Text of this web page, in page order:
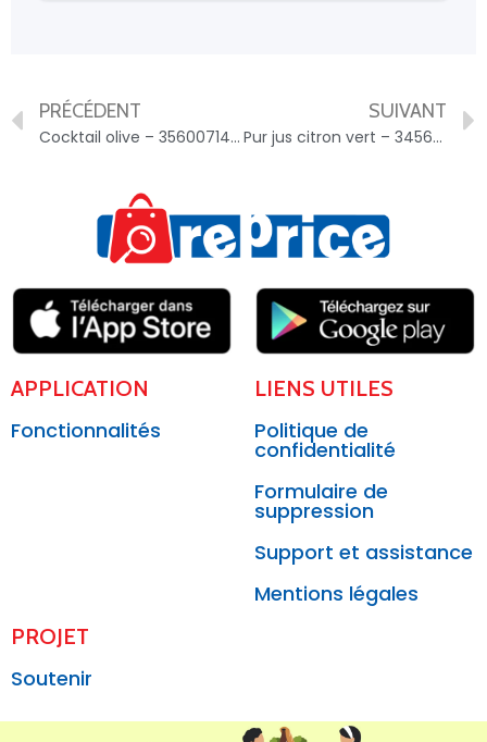
PRÉCÉDENT
Cocktail olive – 3560071453572
SUIVANT
Pur jus citron vert – 3456300002430
APPLICATION
Fonctionnalités
LIENS UTILES
Politique de
confidentialité
Formulaire de
suppression
Support et assistance
Mentions légales
PROJET
Soutenir